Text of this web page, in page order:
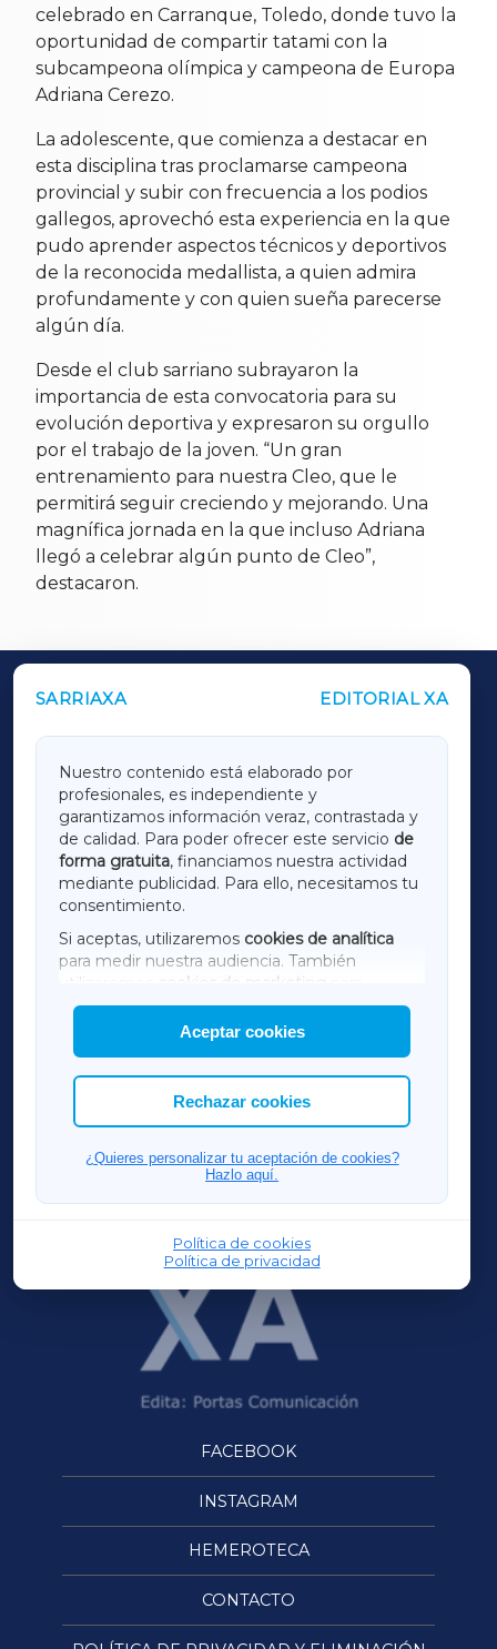
celebrado en Carranque, Toledo, donde tuvo la
oportunidad de compartir tatami con la
subcampeona olímpica y campeona de Europa
Adriana Cerezo.
La adolescente, que comienza a destacar en
esta disciplina tras proclamarse campeona
provincial y subir con frecuencia a los podios
gallegos, aprovechó esta experiencia en la que
pudo aprender aspectos técnicos y deportivos
de la reconocida medallista, a quien admira
profundamente y con quien sueña parecerse
algún día.
Desde el club sarriano subrayaron la
importancia de esta convocatoria para su
evolución deportiva y expresaron su orgullo
por el trabajo de la joven. “Un gran
entrenamiento para nuestra Cleo, que le
permitirá seguir creciendo y mejorando. Una
magnífica jornada en la que incluso Adriana
llegó a celebrar algún punto de Cleo”,
destacaron.
SARRIAXA EDITORIAL XA
Nuestro contenido está elaborado por
profesionales, es independiente y
garantizamos información veraz, contrastada y
de calidad. Para poder ofrecer este servicio de
forma gratuita, financiamos nuestra actividad
mediante publicidad. Para ello, necesitamos tu
consentimiento.
Si aceptas, utilizaremos cookies de analítica
para medir nuestra audiencia. También
utilizaremos
cookies de marketing
mostrar publicidad de terceros.
Asimismo, puedes personalizar la elección de
las cookies que deseas permitir.
Aceptar cookies
Rechazar cookies
¿Quieres personalizar tu aceptación de cookies?
Hazlo aquí.
Política de cookies
Política de privacidad
OUTROS PERIÓDICOS
LUGOXA
TERRACHAXA
AMARIÑAXA
RIBEIRASACRAXA
ACORUÑAXA
FERROLXA
OURENSEXA
FACEBOOK
INSTAGRAM
HEMEROTECA
CONTACTO